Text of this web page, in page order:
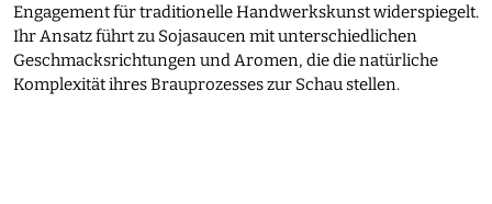
Engagement für traditionelle Handwerkskunst widerspiegelt.
Ihr Ansatz führt zu Sojasaucen mit unterschiedlichen
Geschmacksrichtungen und Aromen, die die natürliche
Komplexität ihres Brauprozesses zur Schau stellen.